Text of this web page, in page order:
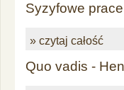
Syzyfowe
» czytaj całość
Quo vadis -